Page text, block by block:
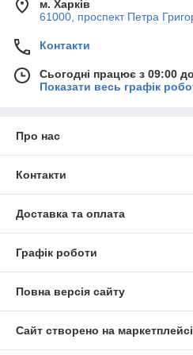
м. Харків
61000, проспект Петра
Контакти
Сьогодні працює з 09:00
Показати весь графік
Про нас
Контакти
Доставка та оплата
Графік роботи
Повна версія сайту
Сайт створено на маркетплейсі